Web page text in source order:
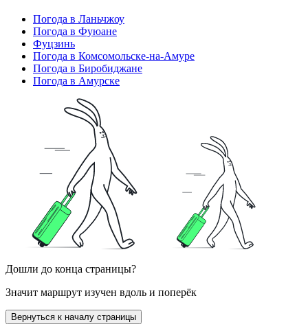
Погода в Ланьчжоу
Погода в Фуюане
Фуцзинь
Погода в Комсомольске-на-Амуре
Погода в Биробиджане
Погода в Амурске
Дошли до конца страницы?
Значит маршрут изучен вдоль и поперёк
Вернуться к началу страницы